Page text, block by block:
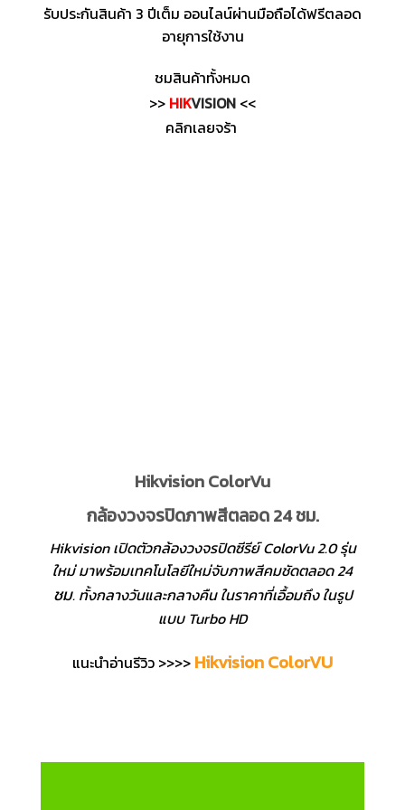
รับประกันสินค้า 3 ปีเต็ม ออนไลน์ผ่านมือถือได้ฟรีตลอด
อายุการใช้งาน
ชมสินค้าทั้งหมด
>> HIKVISION <<
คลิกเลยจร้า
Hikvision ColorVu
กล้องวงจรปิดภาพสีตลอด 24 ชม.
Hikvision เปิดตัวกล้องวงจรปิดซีรีย์ ColorVu 2.0 รุ่น
ใหม่ มาพร้อมเทคโนโลยีใหม่จับภาพสีคมชัดตลอด 24
ชม. ทั้งกลางวันและกลางคืน ในราคาที่เอื้อมถึง ในรูป
แบบ Turbo HD
แนะนำอ่านรีวิว >>>> Hikvision ColorVU